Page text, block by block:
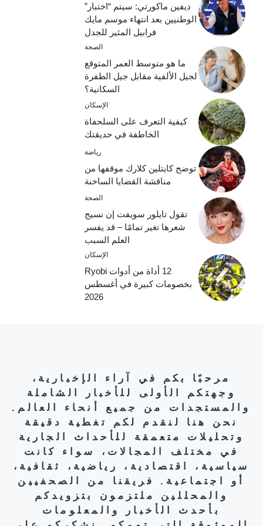
ديفين ماكورتي: سيتم “اختبار”
الوطنيين بعد انتهاء موسم مايك
فرابيل المثير للجدل
الصحة
ما هو متوسط ​​العمر المتوقع
لجيل الألفية مقابل جيل الطفرة
السكانية؟
الإسكان
كيفية التعرف على السلحفاة
الخاطفة في حديقتك
رياضة
توضح كايتلين كلارك موقفها من
مناقشة القضايا الساخنة
الصحة
تقول تايلور سويفت إن نسيج
شعرها تغير تمامًا – قد يفسر
العلم السبب
الإسكان
12 أداة من أدوات Ryobi
بخصومات كبيرة في أغسطس
2026
مرحبًا بكم في آراء الإخبارية،
وجهتكم الأولى للأخبار الشاملة
والمستجدات من جميع أنحاء العالم.
نحن هنا لنقدم لكم تغطية دقيقة
وتحليلات متعمقة للأحداث الجارية
في مختلف المجالات، سواء كانت
سياسية، اقتصادية، رياضية، ثقافية،
أو اجتماعية. فريقنا من الصحفيين
والمحللين ملتزمون بتزويدكم
بأحدث الأخبار والمعلومات